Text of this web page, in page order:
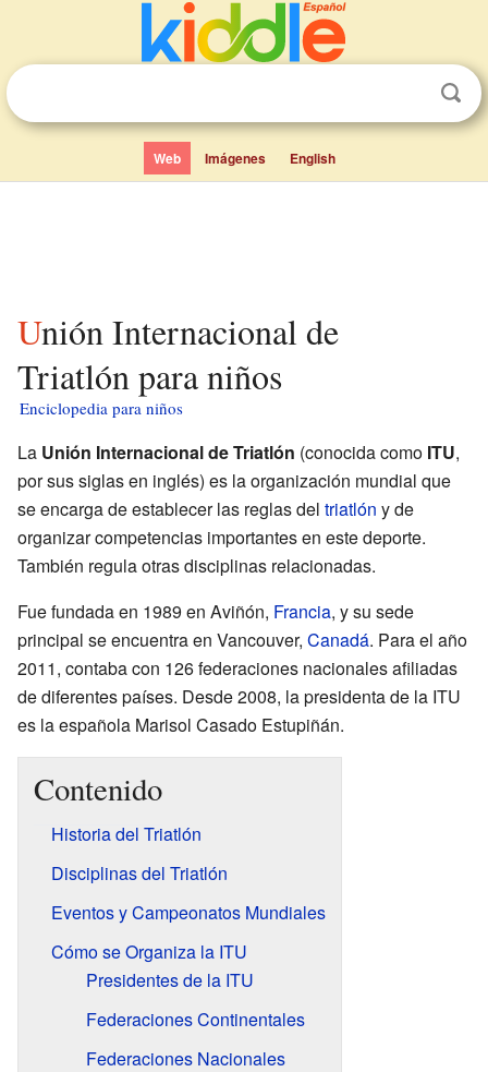
Web Imágenes English
Unión Internacional de
Triatlón para niños
Enciclopedia para niños
La Unión Internacional de Triatlón (conocida como ITU,
por sus siglas en inglés) es la organización mundial que
se encarga de establecer las reglas del triatlón y de
organizar competencias importantes en este deporte.
También regula otras disciplinas relacionadas.
Fue fundada en 1989 en Aviñón, Francia, y su sede
principal se encuentra en Vancouver, Canadá. Para el año
2011, contaba con 126 federaciones nacionales afiliadas
de diferentes países. Desde 2008, la presidenta de la ITU
es la española Marisol Casado Estupiñán.
Contenido
Historia del Triatlón
Disciplinas del Triatlón
Eventos y Campeonatos Mundiales
Cómo se Organiza la ITU
Presidentes de la ITU
Federaciones Continentales
Federaciones Nacionales